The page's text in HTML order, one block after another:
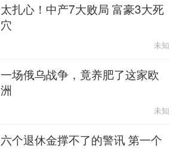
太扎心！中产7大败局 富豪3大死
穴
未知
一场俄乌战争，竟养肥了这家欧
洲
未知
六个退休金撑不了的警讯 第一个